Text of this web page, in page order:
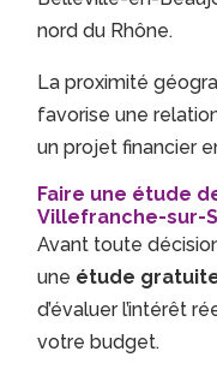
nord du Rhône.
La proximité
favorise une
un projet financier
Faire une étude
Villefranche-sur-
Avant toute
une étude
d’évaluer l’intérêt
votre budget.